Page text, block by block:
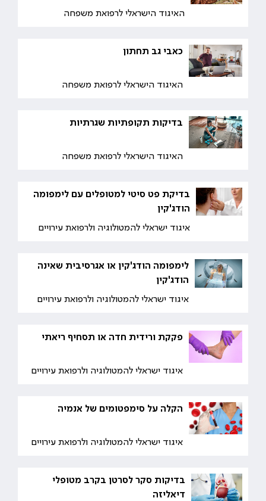
האיגוד הישראלי לרפואת משפחה
כאבי גב תחתון
האיגוד הישראלי לרפואת משפחה
בדיקות תקופתיות שגרתיות
האיגוד הישראלי לרפואת משפחה
בדיקת פט סיטי למטופלים עם לימפומה
הודג'קין
איגוד ישראלי להמטולוגיה ולרפואת עירויים
לימפומה הודג'קין או אגרסיבית שאינה
הודג'קין
איגוד ישראלי להמטולוגיה ולרפואת עירויים
פקקת ורידית חדה או תסחיף ריאתי
איגוד ישראלי להמטולוגיה ולרפואת עירויים
הקלה על סימפטומים של אנמיה
איגוד ישראלי להמטולוגיה ולרפואת עירויים
בדיקות סקר לסרטן בקרב מטופלי
דיאליזה